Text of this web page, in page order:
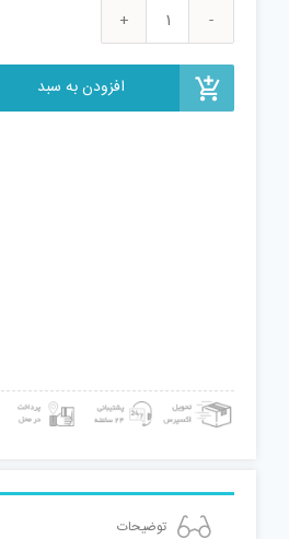
سیفون
ظرفشویی
افزودن به سبد
توضیحات